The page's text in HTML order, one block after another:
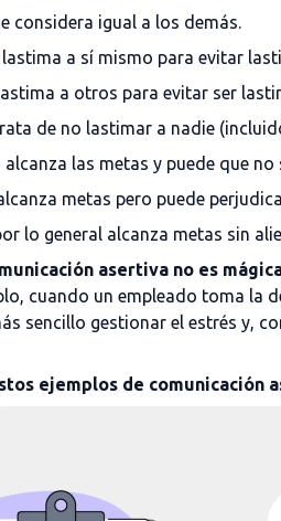
considera igual a los demás.
a sí mismo para evitar
a otros para evitar ser
de no lastimar a nadie
las metas y puede que
metas pero puede
lo general alcanza metas sin
asertiva no es
cuando un empleado toma la
sencillo gestionar el estrés y,
ejemplos de comunicación